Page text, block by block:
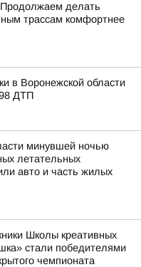
делать
трассам комфортнее
в Воронежской области
ДТП
минувшей ночью
летательных
авто и часть жилых
Школы креативных
стали победителями
чемпионата